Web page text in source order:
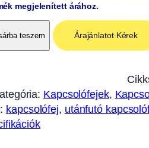
megjelenített árához.
teszem Árajánlatot Kérek
Kapcsolófejek,
kapcsolófej, utánfutó